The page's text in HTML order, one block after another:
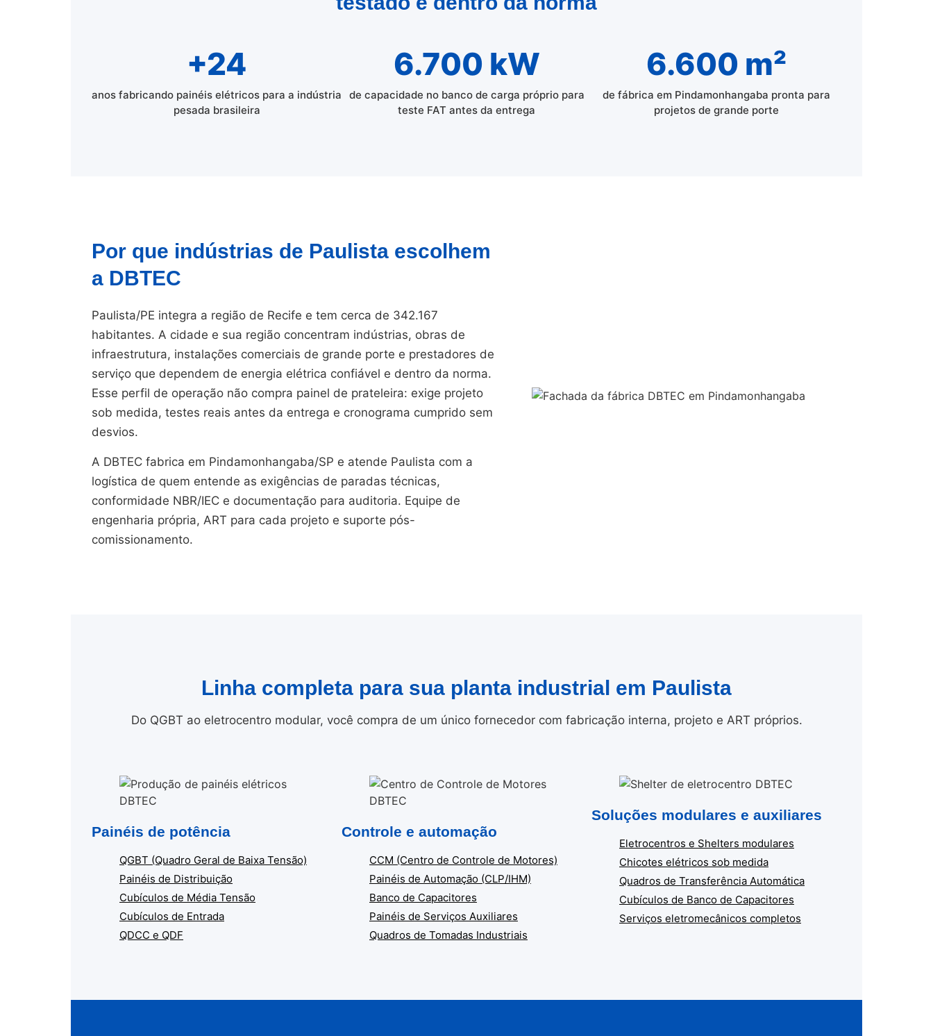
+24
anos fabricando painéis elétricos para a indústria
pesada brasileira
6.700 kW
de capacidade no banco de carga próprio para
teste FAT antes da entrega
6.600 m²
de fábrica em Pindamonhangaba pronta para
projetos de grande porte
Por que indústrias de Paulista escolhem
a DBTEC
Paulista/PE integra a região de Recife e tem cerca de 342.167
habitantes. A cidade e sua região concentram indústrias, obras de
infraestrutura, instalações comerciais de grande porte e prestadores de
serviço que dependem de energia elétrica confiável e dentro da norma.
Esse perfil de operação não compra painel de prateleira: exige projeto
sob medida, testes reais antes da entrega e cronograma cumprido sem
desvios.
A DBTEC fabrica em Pindamonhangaba/SP e atende Paulista com a
logística de quem entende as exigências de paradas técnicas,
conformidade NBR/IEC e documentação para auditoria. Equipe de
engenharia própria, ART para cada projeto e suporte pós-
comissionamento.
Linha completa para sua planta industrial em Paulista
Do QGBT ao eletrocentro modular, você compra de um único fornecedor com fabricação interna, projeto e ART próprios.
Painéis de potência
QGBT (Quadro Geral de Baixa Tensão)
Painéis de Distribuição
Cubículos de Média Tensão
Cubículos de Entrada
QDCC e QDF
Controle e automação
CCM (Centro de Controle de Motores)
Painéis de Automação (CLP/IHM)
Banco de Capacitores
Painéis de Serviços Auxiliares
Quadros de Tomadas Industriais
Soluções modulares e auxiliares
Eletrocentros e Shelters modulares
Chicotes elétricos sob medida
Quadros de Transferência Automática
Cubículos de Banco de Capacitores
Serviços eletromecânicos completos